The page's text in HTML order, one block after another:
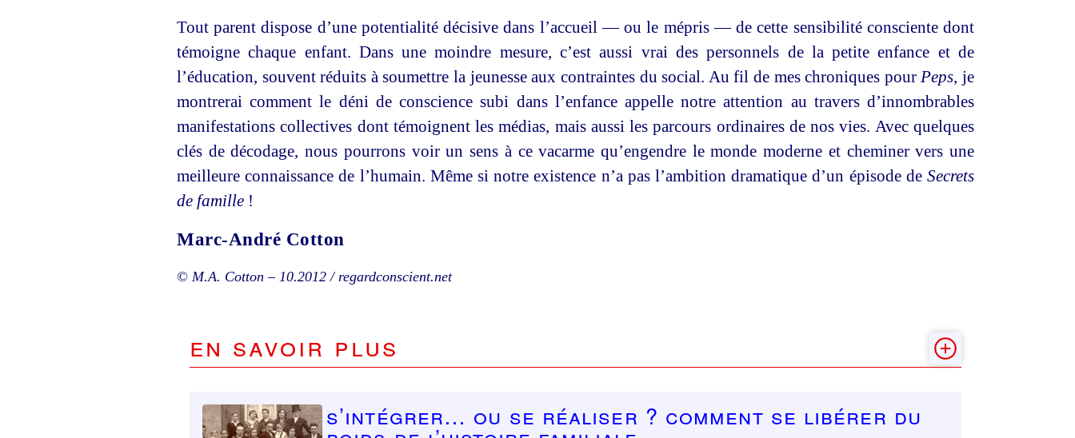
Tout parent dispose d’une potentialité décisive dans l’accueil — ou le mépris — de cette sensibilité consciente dont
témoigne chaque enfant. Dans une moindre mesure, c’est aussi vrai des personnels de la petite enfance et de
l’éducation, souvent réduits à soumettre la jeunesse aux contraintes du social. Au fil de mes chroniques pourPeps, je
montrerai comment le déni de conscience subi dans l’enfance appelle notre attention au travers d’innombrables
manifestations collectives dont témoignent les médias, mais aussi les parcours ordinaires de nos vies. Avec quelques
clés de décodage, nous pourrons voir un sens à ce vacarme qu’engendre le monde moderne et cheminer vers une
meilleure connaissance de l’humain. Même si notre existence n’a pas l’ambition dramatique d’un épisode de Secrets
de famille !
Marc-André Cotton
© M.A. Cotton – 10.2012 / regardconscient.net
En savoir plus
S’intégrer… ou se réaliser ? Comment se libérer du